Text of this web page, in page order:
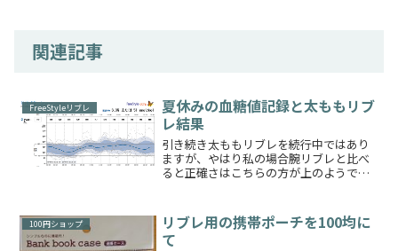
関連記事
FreeStyleリブレ
夏休みの血糖値記録と太ももリブ
レ結果
引き続き太ももリブレを続行中ではあり
ますが、やはり私の場合腕リブレと比べ
ると正確さはこちらの方が上のようです
まってくれてますリブレセンサーはお盆
の辺りは外しておりました...
100円ショップ
リブレ用の携帯ポーチを100均に
て